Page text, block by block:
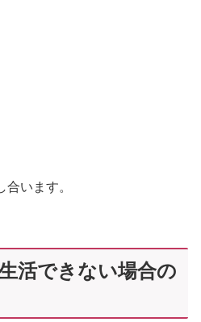
います。
活できない場合の